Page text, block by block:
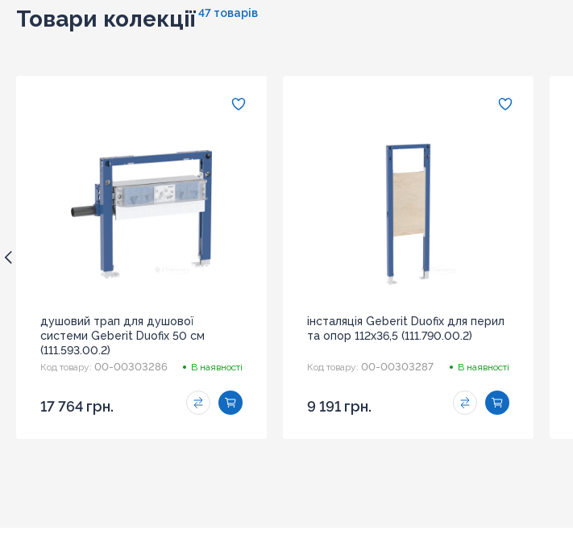
Товари колекції 47 товарів
душовий трап для душової
системи Geberit Duofix 50 см
(111.593.00.2)
Код товару: 00-00303286 В наявності
17 764 грн.
інсталяція Geberit Duofix для перил
та опор 112х36,5 (111.790.00.2)
Код товару: 00-00303287 В наявності
9 191 грн.